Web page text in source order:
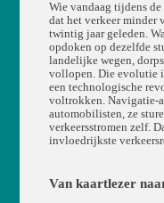
Wie vandaag tijdens
dat het verkeer minder
twintig jaar geleden.
opdoken op dezelfde
landelijke wegen,
vollopen. Die evolutie
een technologische
voltrokken. Navigatie-
automobilisten, ze
verkeersstromen zelf.
invloedrijkste
Van kaartlezer